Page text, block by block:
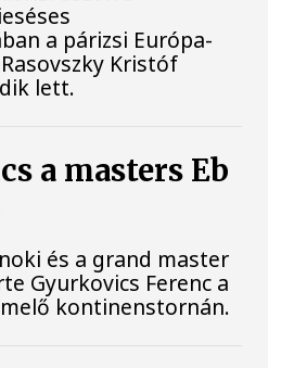
a párizsi Európa-
Kristóf
lett.
a masters Eb
és a grand master
Gyurkovics Ferenc a
kontinenstornán.